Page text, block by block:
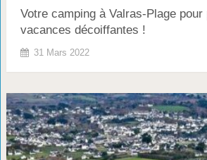
Votre camping à Valras-Plage pour
vacances décoiffantes !
31 Mars 2022